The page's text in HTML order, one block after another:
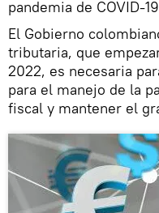
pandemia de COVID-
El Gobierno
tributaria, que
2022, es necesaria
para el manejo de la
fiscal y mantener el